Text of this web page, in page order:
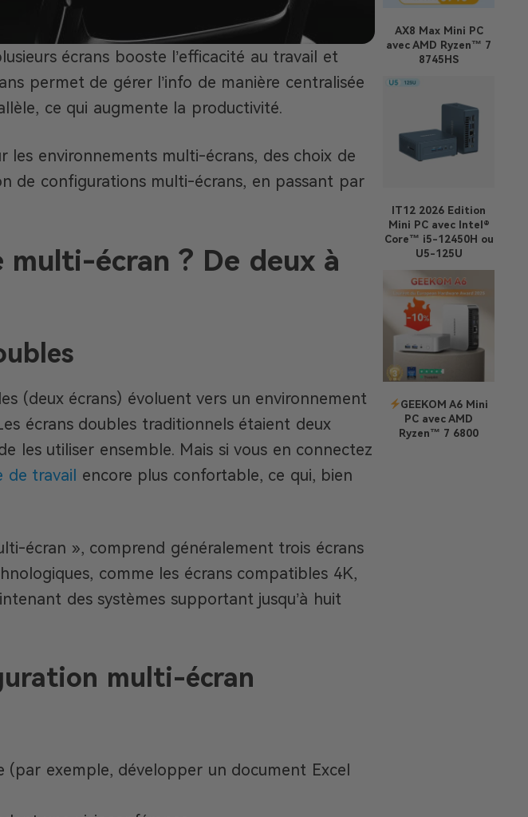
écrans booste l’efficacité au travail et
permet de gérer l’info de manière centralisée
ce qui augmente la productivité.
environnements multi-écrans, des choix de
de configurations multi-écrans, en passant par
multi-écran ? De deux à
(deux écrans) évoluent vers un environnement
écrans doubles traditionnels étaient deux
les utiliser ensemble. Mais si vous en connectez
de travail encore plus confortable, ce qui, bien
écran », comprend généralement trois écrans
comme les écrans compatibles 4K,
des systèmes supportant jusqu’à huit
multi-écran
(par exemple, développer un document Excel
AX8 MaxMini PC
avec AMD Ryzen™ 7
8745HS
IT12 2026 Edition
Mini PC avec Intel®
Core™ i5-12450H ou
U5-125U
GEEKOM A6 Mini
PC avec AMD
Ryzen™ 7 6800